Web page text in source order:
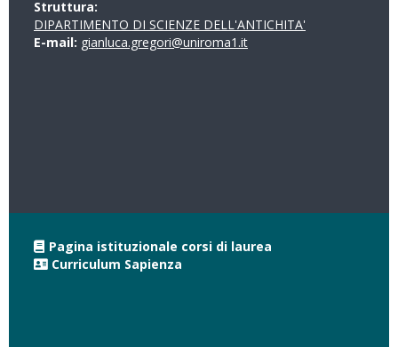
Struttura:
DIPARTIMENTO DI SCIENZE DELL'ANTICHITA'
E-mail: gianluca.gregori@uniroma1.it
Pagina istituzionale corsi di laurea
Curriculum Sapienza